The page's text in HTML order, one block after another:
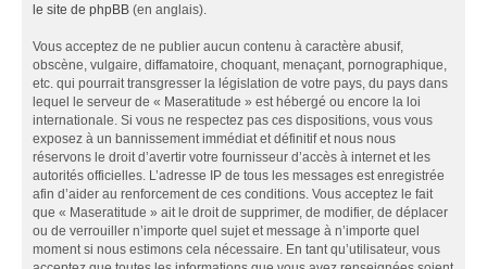
le site de phpBB (en anglais).
Vous acceptez de ne publier aucun contenu à caractère abusif,
obscène, vulgaire, diffamatoire, choquant, menaçant, pornographique,
etc. qui pourrait transgresser la législation de votre pays, du pays dans
lequel le serveur de « Maseratitude » est hébergé ou encore la loi
internationale. Si vous ne respectez pas ces dispositions, vous vous
exposez à un bannissement immédiat et définitif et nous nous
réservons le droit d’avertir votre fournisseur d’accès à internet et les
autorités officielles. L’adresse IP de tous les messages est enregistrée
afin d’aider au renforcement de ces conditions. Vous acceptez le fait
que « Maseratitude » ait le droit de supprimer, de modifier, de déplacer
ou de verrouiller n’importe quel sujet et message à n’importe quel
moment si nous estimons cela nécessaire. En tant qu’utilisateur, vous